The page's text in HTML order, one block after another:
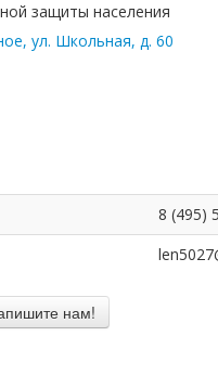
защиты населения
ул. Школьная, д. 60
8 (495)